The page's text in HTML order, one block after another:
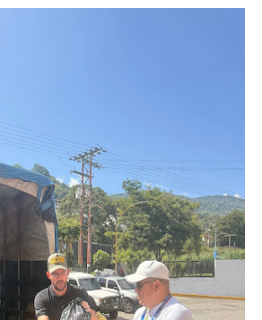
alianzas e impulsa la economía
de Mérida sembraron 110
Social fortalecen la atención
Venezuela Renace en el
eléctrica para fortalecer la atención
espacios del OAN para la